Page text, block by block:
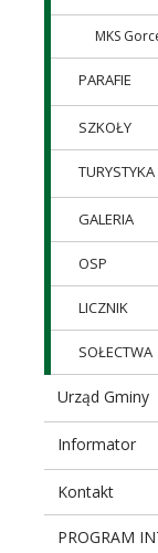
MKS
PARAFIE
SZKOŁY
TURYSTYKA
GALERIA
OSP
LICZNIK
SOŁECTWA
Urząd Gminy
Informator
Kontakt
PROGRAM